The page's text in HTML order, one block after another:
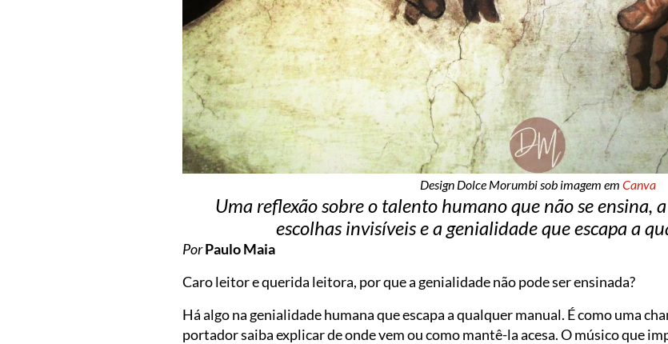
Design Dolce Morumbi sob imagem em Canva
Uma reflexão sobre o talento humano que não se ensina,
escolhas invisíveis e a genialidade que escapa a
PorPaulo Maia
Caro leitor e querida leitora, por que a genialidade não pode ser ensinada?
Há algo na genialidade humana que escapa a qualquer manual. É como uma
portador saiba explicar de onde vem ou como mantê-la acesa. O músico que